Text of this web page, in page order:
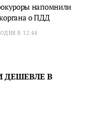
напомнили
о ПДД
В 12:44
ДЕШЕВЛЕ В